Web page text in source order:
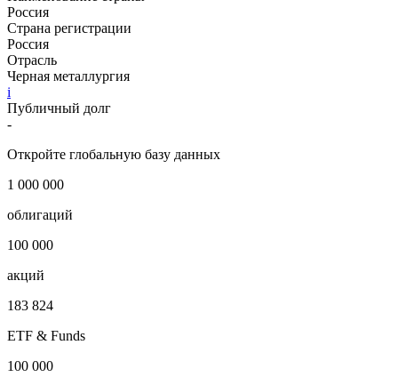
Организация ликвидирована
Наименование организации
Акционерное общество «Волжский трубный завод»
Наименование страны
Россия
Страна регистрации
Россия
i
-
Откройте глобальную базу данных
1 000 000
облигаций
100 000
акций
183 824